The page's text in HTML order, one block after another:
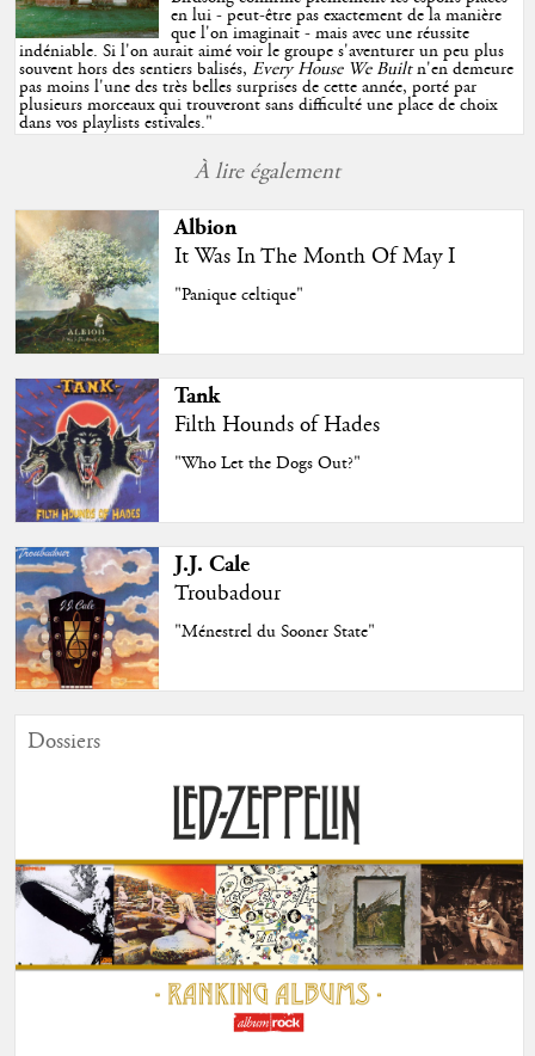
en lui - peut-être pas exactement de la manière
que l'on imaginait - mais avec une réussite
indéniable. Si l'on aurait aimé voir le groupe s'aventurer un peu plus
souvent hors des sentiers balisés,Every House We Builtn'en demeure
pas moins l'une des très belles surprises de cette année, porté par
plusieurs morceaux qui trouveront sans difficulté une place de choix
dans vos playlists estivales."
À lire également
Albion
It Was In The Month Of May I
"Panique celtique"
Tank
Filth Hounds of Hades
"Who Let the Dogs Out?"
J.J. Cale
Troubadour
"Ménestrel du Sooner State"
Dossiers